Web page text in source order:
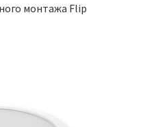
монтажа Flip